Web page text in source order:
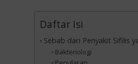
Daftar Isi
Sebab dari Penyakit Sifilis
Bakteriologi